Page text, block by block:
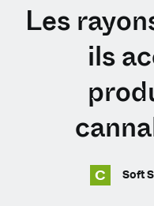
English (United
Les
ils
C Soft